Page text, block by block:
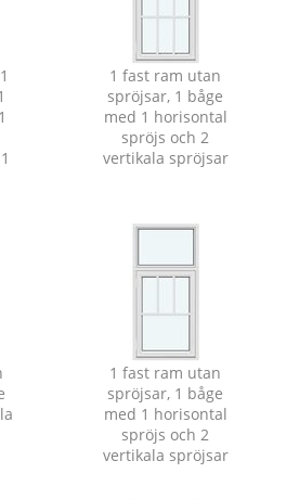
1 fast ram utan
spröjsar, 1 båge
med 1 horisontal
spröjs och 2
vertikala spröjsar
1 fast ram utan
spröjsar, 1 båge
med 1 horisontal
spröjs och 2
vertikala spröjsar